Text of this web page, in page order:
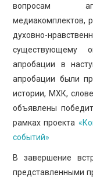
вопросам
медиакомплектов,
духовно-
существующему
апробации в
апробации были
истории, МХК,
объявлены
рамках проекта
событий»
В завершение
представленными